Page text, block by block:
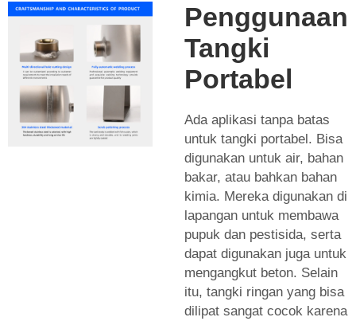
Penggunaan
Tangki
Portabel
Ada aplikasi tanpa batas
untuk tangki portabel. Bisa
digunakan untuk air, bahan
bakar, atau bahkan bahan
kimia. Mereka digunakan di
lapangan untuk membawa
pupuk dan pestisida, serta
dapat digunakan juga untuk
mengangkut beton. Selain
itu, tangki ringan yang bisa
dilipat sangat cocok karena